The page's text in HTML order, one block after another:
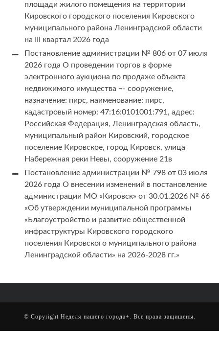
площади жилого помещения на территории
Кировского городского поселения Кировского
муниципального района Ленинградской области
на III квартал 2026 года
Постановление администрации № 806 от 07 июля
2026 года О проведении торгов в форме
электронного аукциона по продаже объекта
недвижимого имущества ¬- сооружение,
назначение: пирс, наименование: пирс,
кадастровый номер: 47:16:0101001:791, адрес:
Российская Федерация, Ленинградская область,
муниципальный район Кировский, городское
поселение Кировское, город Кировск, улица
Набережная реки Невы, сооружение 21в
Постановление администрации № 798 от 03 июля
2026 года О внесении изменений в постановление
администрации МО «Кировск» от 30.01.2026 № 66
«Об утверждении муниципальной программы
«Благоустройство и развитие общественной
инфраструктуры Кировского городского
поселения Кировского муниципального района
Ленинградской области» на 2026-2028 гг.»
© Copyright Неделя нашего города+ . Все права защищены.